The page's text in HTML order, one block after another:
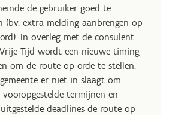
de gebruiker goed te
(bv. extra melding aanbrengen op
In overleg met de consulent
Tijd wordt een nieuwe timing
om de route op orde te stellen.
er niet in slaagt om
termijnen en
deadlines de route op